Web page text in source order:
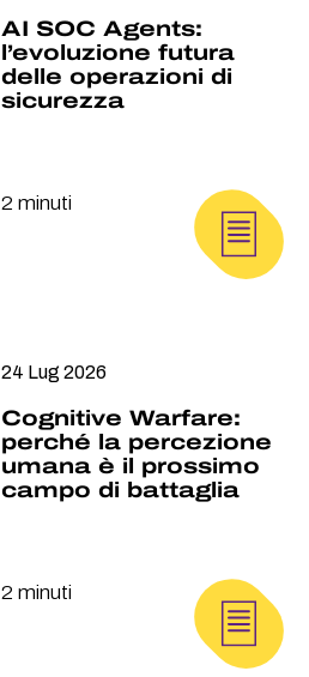
AI SOC Agents:
l’evoluzione futura
delle operazioni di
sicurezza
2 minuti
24 Lug 2026
Cognitive Warfare:
perché la percezione
umana è il prossimo
campo di battaglia
2 minuti